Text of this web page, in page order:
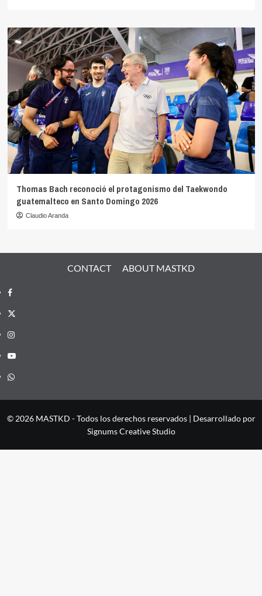
Thomas Bach reconoció el protagonismo del Taekwondo
guatemalteco en Santo Domingo 2026
Claudio Aranda
CONTACT ABOUT MASTKD
Facebook
X
Instagram
YouTube
Whatsapp